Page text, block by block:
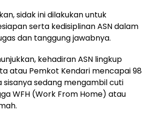
sidak ini dilakukan untuk
serta kedisiplinan ASN dalam
dan tanggung jawabnya.
kehadiran ASN lingkup
atau Pemkot Kendari mencapai 98
sisanya sedang mengambil cuti
WFH (Work From Home) atau